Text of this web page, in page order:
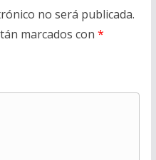
no será publicada.
marcados con *